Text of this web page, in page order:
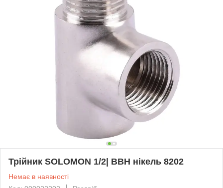
Трійник SOLOMON 1/2| ВВН нікель 8202
Немає в наявності